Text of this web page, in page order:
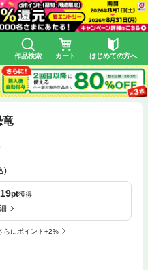
作品検索 カート はじめての方へ
竜
)
19pt獲得
らにポイント+2%